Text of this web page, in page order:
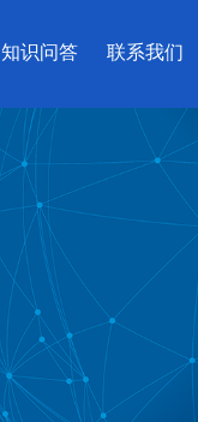
知识问答 联系我们